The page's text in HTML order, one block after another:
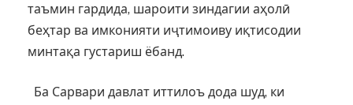
таъмин гардида, шароити зиндагии аҳолӣ
беҳтар ва имконияти иҷтимоиву иқтисодии
минтақа густариш ёбанд.
Ба Сарвари давлат иттилоъ дода шуд, ки